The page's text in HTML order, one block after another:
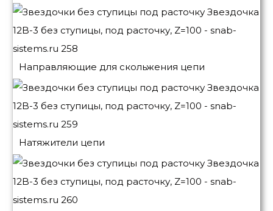
Направляющие для скольжения цепи
Натяжители цепи